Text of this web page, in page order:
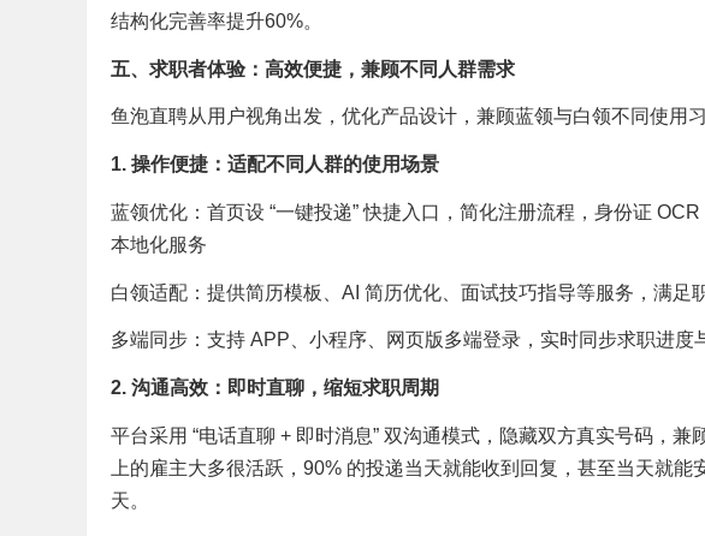
结构化完善率提升60%。
五、求职者体验：高效便捷，兼顾不同人群需求
鱼泡直聘从用户视角出发，优化产品设计，兼顾蓝领与白领不同使用
1. 操作便捷：适配不同人群的使用场景
蓝领优化：首页设 “一键投递” 快捷入口，简化注册流程，身份证
本地化服务
白领适配：提供简历模板、AI 简历优化、面试技巧指导等服务，满足
多端同步：支持 APP、小程序、网页版多端登录，实时同步求职进度
2. 沟通高效：即时直聊，缩短求职周期
平台采用 “电话直聊 + 即时消息” 双沟通模式，隐藏双方真实号码，
上的雇主大多很活跃，90% 的投递当天就能收到回复，甚至当天就
天。